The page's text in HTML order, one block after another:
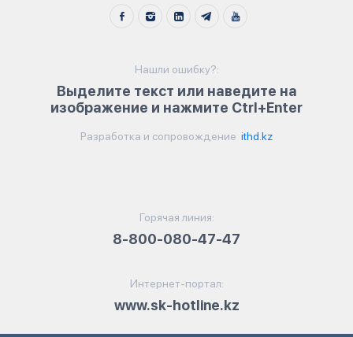
Нашли ошибку?:
Выделите текст или наведите на
изображение и нажмите Ctrl+Enter
Разработка и сопровождение ithd.kz
Горячая линия:
8-800-080-47-47
Интернет-портал:
www.sk-hotline.kz